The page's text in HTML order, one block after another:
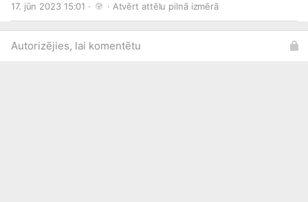
tagad atpaliek 28,6 sekundes.#TetRallyLiepāja
17. jūn 2023 15:01 · · Atvērt attēlu pilnā izmērā
Autorizējies, lai komentētu